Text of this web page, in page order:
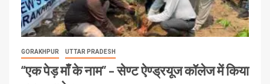
GORAKHPUR UTTAR PRADESH
“एक पेड़ माँ के नाम” – सेण्ट ऐण्ड्रयूज कॉलेज में किया